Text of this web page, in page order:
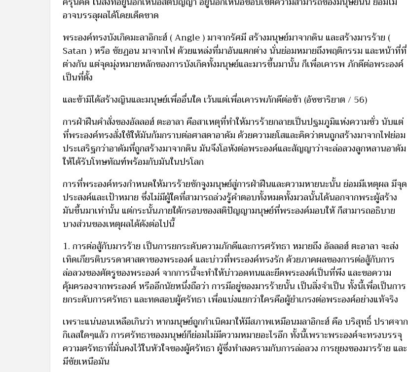
อาจบรรลุผลได้โดยเด็ดขาด
พระองค์ทรงบังเกิดมะลาอิกะฮ์ ( Angle ) มาจากรัศมี สร้างมนุษย์มาจากดิน และสร้างมารร้าย (
Satan ) หรือ ชัยฏอน มาจากไฟ ด้วยแหล่งที่มาอันแตกต่าง นั่นย่อมหมายถึงพฤติกรรม และหน้าที่ที่
ต่างกัน แต่จุดมุ่งหมายหลักของการบังเกิดทั้งมนุษย์และมารขึ้นมานั้น ก็เพื่อเคารพ ภักดีต่อพระองค์
เป็นที่ตั้ง
และข้ามิได้สร้างญินและมนุษย์เพื่ออื่นใด เว้นแต่เพื่อเคารพภักดีต่อข้า (อัซซาริยาต / 56)
การฝ่าฝืนคำสั่งของอัลลอฮ์ ตะอาลา คือสาเหตุที่ทำให้มารร้ายกลายเป็นปฐมภูมิแห่งความชั่ว นับแต่
ที่พระองค์ทรงสั่งใช้ให้มันก้มกราบต่อศาสดาอาดัม ด้วยความยโสและคิดว่าตนถูกสร้างมาจากไฟย่อม
ประเสริฐกว่าอาดัมที่ถูกสร้างมาจากดิน มันจึงโอหังต่อพระองค์และสัญญาว่าจะล่อลวงลูกหลานอาดัม
ให้ได้รับโทษทัณฑ์พร้อมกับมันในปรโลก
การที่พระองค์ทรงกำหนดให้มารร้ายชักจูงมนุษย์สู่การฝ่าฝืนและความหายนะนั้น ย่อมมีเหตุผล มีจุด
ประสงค์และเป้าหมาย ซึ่งไม่มีผู้ใดที่สามารถล่วงรู้คำตอบทั้งหมดทั้งมวลนั้นได้นอกจากพระผู้สร้าง
มันขึ้นมาเท่านั้น แต่กระนั้นภายใต้กรอบของสติปัญญามนุษย์ที่พระองค์มอบให้ ก็สามารถอธิบาย
บางส่วนของเหตุผลได้ดังต่อไปนี้
1. การต่อสู้กับมารร้าย เป็นการยกระดับความภักดีและการศรัทธา หมายถึง อัลลอฮ์ ตะอาลา จะส่ง
เทิดเกียรติบรรดาศาสดาของพระองค์ และบ่าวที่พระองค์ทรงรัก ด้วยภาคผลของการต่อสู้กับการ
ล่อลวงของศัตรูของพระองค์ จากการนี้จะทำให้บ่าวอดทนและยึดพระองค์เป็นที่พึง และขอความ
คุ้มครองจากพระองค์ หรืออีกนัยหนึ่งถือว่า การมีอยู่ของมารร้ายนั้น เป็นสิ่งจำเป็น ทั้งนี้เพื่อเป็นการ
ยกระดับการศรัทธา และทดสอบผู้ศรัทธา เพื่อแบ่งแยกว่าใครคือผู้ยำเกรงต่อพระองค์อย่างแท้จริง
เพราะแน่นอนเหลือเกินว่า หากมนุษย์ถูกกำเนิดมาให้มีสภาพเหมือนมลาอิกะฮ์ คือ บริสุทธิ์ ปราศจาก
กิเลสใดๆแล้ว การศรัทธาของมนุษย์ก็ย่อมไม่มีความหมายอะไรอีก ทั้งนี้เพราะพระองค์จะทรงบรรจุ
ความศรัทธาที่มั่นคงไว้ในหัวใจของผู้ศรัทธา ผู้ซึ่งทำสงครามกับการล่อลวง การยุยงของมารร้าย และ
มีชัยเหนือมัน